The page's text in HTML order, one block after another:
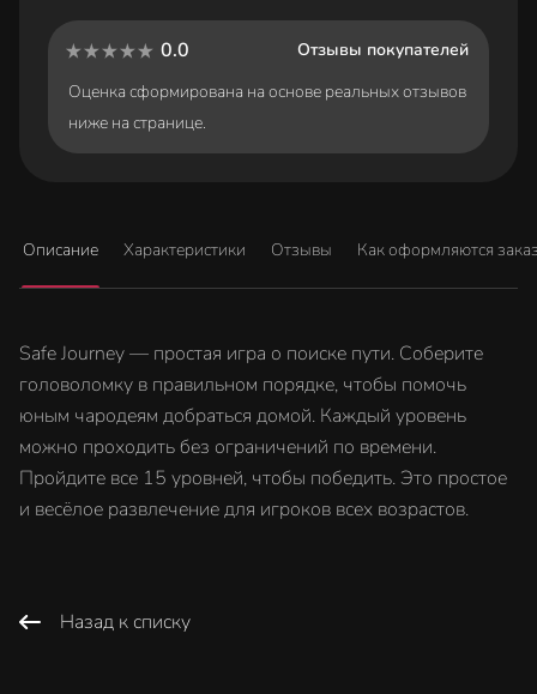
0.0
Отзывы покупателей
Оценка сформирована на основе реальных отзывов
ниже на странице.
Описание Характеристики Отзывы Как оформляются
Safe Journey — простая игра о поиске пути. Соберите
головоломку в правильном порядке, чтобы помочь
юным чародеям добраться домой. Каждый уровень
можно проходить без ограничений по времени.
Пройдите все 15 уровней, чтобы победить. Это простое
и весёлое развлечение для игроков всех возрастов.
Назад к списку